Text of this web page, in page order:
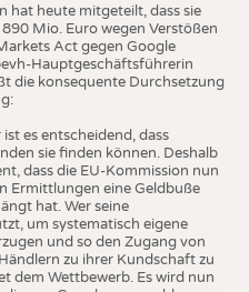
hat heute mitgeteilt, dass sie
Mio. Euro wegen Verstößen
Act gegen Google
Hauptgeschäftsführerin
die konsequente Durchsetzung
es entscheidend, dass
sie finden können. Deshalb
dass die EU-Kommission nun
Ermittlungen eine Geldbuße
hat. Wer seine
um systematisch eigene
und so den Zugang von
zu ihrer Kundschaft zu
dem Wettbewerb. Es wird nun